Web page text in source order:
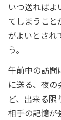
いつ送れば
てしまうこと
がよいとされ
う。
午前中の訪問
に送る、夜
ど、出来る限
相手の記憶が